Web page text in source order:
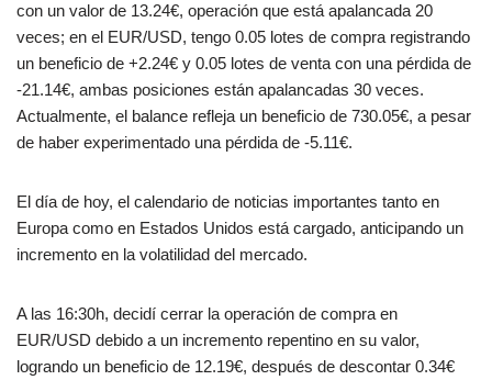
con un valor de 13.24€, operación que está apalancada 20
veces; en el EUR/USD, tengo 0.05 lotes de compra registrando
un beneficio de +2.24€ y 0.05 lotes de venta con una pérdida de
-21.14€, ambas posiciones están apalancadas 30 veces.
Actualmente, el balance refleja un beneficio de 730.05€, a pesar
de haber experimentado una pérdida de -5.11€.
El día de hoy, el calendario de noticias importantes tanto en
Europa como en Estados Unidos está cargado, anticipando un
incremento en la volatilidad del mercado.
A las 16:30h, decidí cerrar la operación de compra en
EUR/USD debido a un incremento repentino en su valor,
logrando un beneficio de 12.19€, después de descontar 0.34€